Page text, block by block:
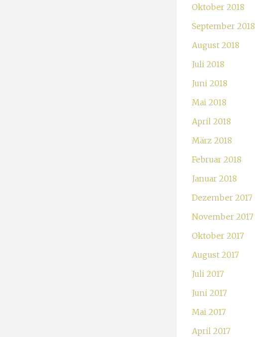
Oktober 2018
September 2018
August 2018
Juli 2018
Juni 2018
Mai 2018
April 2018
März 2018
Februar 2018
Januar 2018
Dezember 2017
November 2017
Oktober 2017
August 2017
Juli 2017
Juni 2017
Mai 2017
April 2017